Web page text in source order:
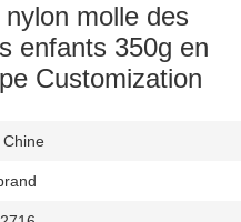
molle des
enfants 350g en
Customization